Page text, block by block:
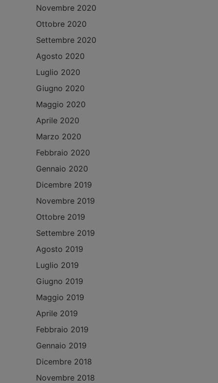
Novembre 2020
Ottobre 2020
Settembre 2020
Agosto 2020
Luglio 2020
Giugno 2020
Maggio 2020
Aprile 2020
Marzo 2020
Febbraio 2020
Gennaio 2020
Dicembre 2019
Novembre 2019
Ottobre 2019
Settembre 2019
Agosto 2019
Luglio 2019
Giugno 2019
Maggio 2019
Aprile 2019
Febbraio 2019
Gennaio 2019
Dicembre 2018
Novembre 2018